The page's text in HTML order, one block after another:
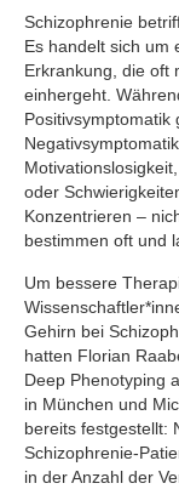
Schizophrenie
Es handelt sich um
Erkrankung, die oft
einhergeht.
Positivsymptomatik
oder
Konzentrieren –
bestimmen oft und
Um bessere
Gehirn bei
hatten Florian
Deep Phenotyping
in München und
bereits festgestellt:
Schizophrenie-
in der Anzahl der